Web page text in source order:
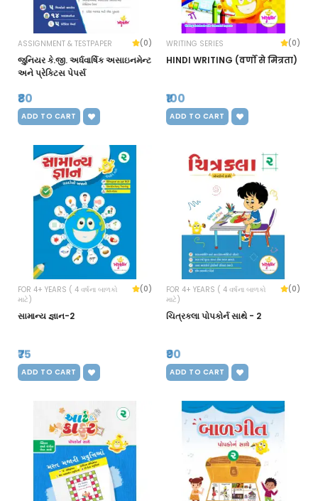
ASSIGNMENT & TESTPAPER (0)
જુનિયર કે.જી. અર્ધવાર્ષિક અસાઇનમેન્ટ
અને પ્રેક્ટિસ પેપર્સ
₹80
ADD TO CART
WRITING SERIES (0)
HINDI WRITING (वर्णों से मित्रता)
₹100
ADD TO CART
FOR 4+ YEARS ( 4 વર્ષના બાળકો
માટે)
(0)
સામાન્ય જ્ઞાન-2
₹75
ADD TO CART
FOR 4+ YEARS ( 4 વર્ષના બાળકો
માટે)
(0)
ચિત્રકલા પોપકોર્ન સાથે - 2
₹90
ADD TO CART